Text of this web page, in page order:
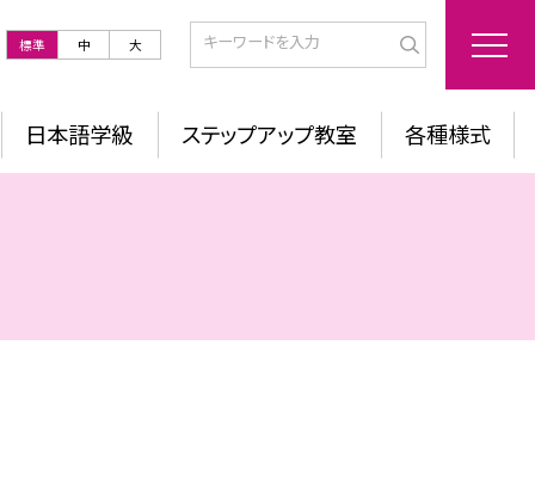
標準 中 大
日本語学級 ステップアップ教室 各種様式